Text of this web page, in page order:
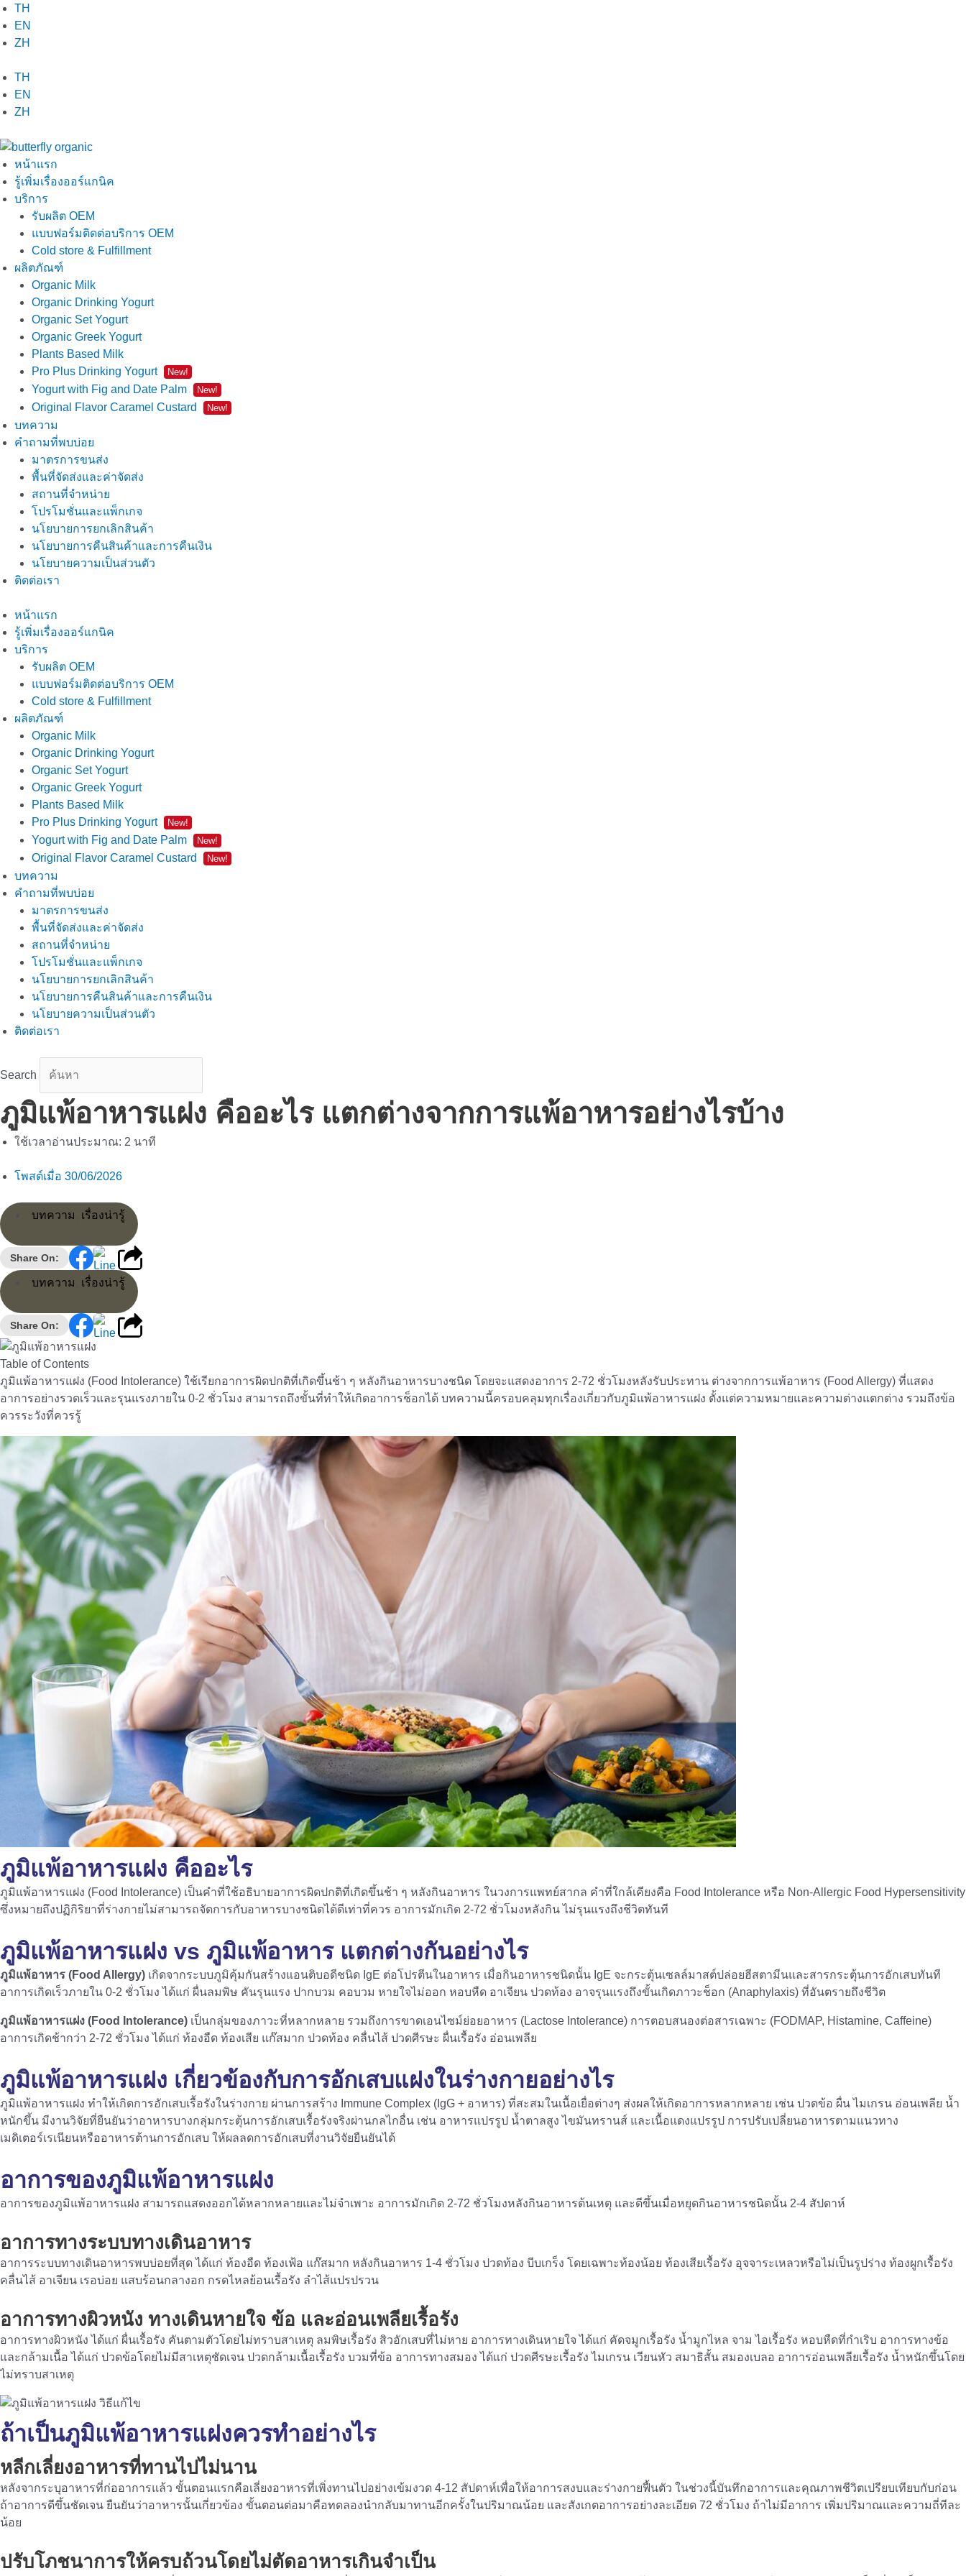
Skip
to
content
TH
EN
ZH
TH
EN
ZH
หน้าแรก
รู้เพิ่มเรื่องออร์แกนิค
บริการ
รับผลิต OEM
แบบฟอร์มติดต่อบริการ OEM
Cold store & Fulfillment
ผลิตภัณฑ์
Organic Milk
Organic Drinking Yogurt
Organic Set Yogurt
Organic Greek Yogurt
Plants Based Milk
Pro Plus Drinking Yogurt
New!
Yogurt with Fig and Date Palm New!
Original Flavor Caramel Custard New!
บทความ
คำถามที่พบบ่อย
มาตรการขนส่ง
พื้นที่จัดส่งและค่าจัดส่ง
สถานที่จำหน่าย
โปรโมชั่นและแพ็กเกจ
นโยบายการยกเลิกสินค้า
นโยบายการคืนสินค้าและการคืนเงิน
นโยบายความเป็นส่วนตัว
ติดต่อเรา
หน้าแรก
รู้เพิ่มเรื่องออร์แกนิค
บริการ
รับผลิต OEM
แบบฟอร์มติดต่อบริการ OEM
Cold store & Fulfillment
ผลิตภัณฑ์
Organic Milk
Organic Drinking Yogurt
Organic Set Yogurt
Organic Greek Yogurt
Plants Based Milk
Pro Plus Drinking Yogurt
New!
Yogurt with Fig and Date Palm New!
Original Flavor Caramel Custard New!
บทความ
คำถามที่พบบ่อย
มาตรการขนส่ง
พื้นที่จัดส่งและค่าจัดส่ง
สถานที่จำหน่าย
โปรโมชั่นและแพ็กเกจ
นโยบายการยกเลิกสินค้า
นโยบายการคืนสินค้าและการคืนเงิน
นโยบายความเป็นส่วนตัว
ติดต่อเรา
Search
ภูมิแพ้อาหารแฝง คืออะไร แตกต่างจากการแพ้อาหารอย่างไรบ้าง
ใช้เวลาอ่านประมาณ: 2 นาที
โพสต์เมื่อ 30/06/2026
บทความ เรื่องน่ารู้
Share On:
บทความ เรื่องน่ารู้
Share On:
Table of Contents
ภูมิแพ้อาหารแฝง (Food Intolerance) ใช้เรียกอาการผิดปกติที่เกิดขึ้นช้า ๆ หลังกินอาหารบางชนิด โดยจะแสดงอาการ 2-72 ชั่วโมงหลังรับประทาน ต่างจากการแพ้อาหาร (Food Allergy) ที่แสดง
อาการอย่างรวดเร็วและรุนแรงภายใน 0-2 ชั่วโมง สามารถถึงขั้นที่ทำให้เกิดอาการช็อกได้ บทความนี้ครอบคลุมทุกเรื่องเกี่ยวกับภูมิแพ้อาหารแฝง ตั้งแต่ความหมายและความต่างแตกต่าง รวมถึงข้อ
ควรระวังที่ควรรู้
ภูมิแพ้อาหารแฝง คืออะไร
ภูมิแพ้อาหารแฝง (Food Intolerance) เป็นคำที่ใช้อธิบายอาการผิดปกติที่เกิดขึ้นช้า ๆ หลังกินอาหาร ในวงการแพทย์สากล คำที่ใกล้เคียงคือ Food Intolerance หรือ Non-Allergic Food Hypersensitivity
ซึ่งหมายถึงปฏิกิริยาที่ร่างกายไม่สามารถจัดการกับอาหารบางชนิดได้ดีเท่าที่ควร อาการมักเกิด 2-72 ชั่วโมงหลังกิน ไม่รุนแรงถึงชีวิตทันที
ภูมิแพ้อาหารแฝง vs ภูมิแพ้อาหาร แตกต่างกันอย่างไร
ภูมิแพ้อาหาร (Food Allergy) เกิดจากระบบภูมิคุ้มกันสร้างแอนติบอดีชนิด IgE ต่อโปรตีนในอาหาร เมื่อกินอาหารชนิดนั้น IgE จะกระตุ้นเซลล์มาสต์ปล่อยฮีสตามีนและสารกระตุ้นการอักเสบทันที
อาการเกิดเร็วภายใน 0-2 ชั่วโมง ได้แก่ ผื่นลมพิษ คันรุนแรง ปากบวม คอบวม หายใจไม่ออก หอบหืด อาเจียน ปวดท้อง อาจรุนแรงถึงขั้นเกิดภาวะช็อก (Anaphylaxis) ที่อันตรายถึงชีวิต
ภูมิแพ้อาหารแฝง (Food Intolerance) เป็นกลุ่มของภาวะที่หลากหลาย รวมถึงการขาดเอนไซม์ย่อยอาหาร (Lactose Intolerance) การตอบสนองต่อสารเฉพาะ (FODMAP, Histamine, Caffeine)
อาการเกิดช้ากว่า 2-72 ชั่วโมง ได้แก่ ท้องอืด ท้องเสีย แก๊สมาก ปวดท้อง คลื่นไส้ ปวดศีรษะ ผื่นเรื้อรัง อ่อนเพลีย
ภูมิแพ้อาหารแฝง เกี่ยวข้องกับการอักเสบแฝงในร่างกายอย่างไร
ภูมิแพ้อาหารแฝง ทำให้เกิดการอักเสบเรื้อรังในร่างกาย ผ่านการสร้าง Immune Complex (IgG + อาหาร) ที่สะสมในเนื้อเยื่อต่างๆ ส่งผลให้เกิดอาการหลากหลาย เช่น ปวดข้อ ผื่น ไมเกรน อ่อนเพลีย น้ำ
หนักขึ้น มีงานวิจัยที่ยืนยันว่าอาหารบางกลุ่มกระตุ้นการอักเสบเรื้อรังจริงผ่านกลไกอื่น เช่น อาหารแปรรูป น้ำตาลสูง ไขมันทรานส์ และเนื้อแดงแปรรูป การปรับเปลี่ยนอาหารตามแนวทาง
เมดิเตอร์เรเนียนหรืออาหารต้านการอักเสบ ให้ผลลดการอักเสบที่งานวิจัยยืนยันได้
อาการของภูมิแพ้อาหารแฝง
อาการของภูมิแพ้อาหารแฝง สามารถแสดงออกได้หลากหลายและไม่จำเพาะ อาการมักเกิด 2-72 ชั่วโมงหลังกินอาหารต้นเหตุ และดีขึ้นเมื่อหยุดกินอาหารชนิดนั้น 2-4 สัปดาห์
อาการทางระบบทางเดินอาหาร
อาการระบบทางเดินอาหารพบบ่อยที่สุด ได้แก่ ท้องอืด ท้องเฟ้อ แก๊สมาก หลังกินอาหาร 1-4 ชั่วโมง ปวดท้อง บีบเกร็ง โดยเฉพาะท้องน้อย ท้องเสียเรื้อรัง อุจจาระเหลวหรือไม่เป็นรูปร่าง ท้องผูกเรื้อรัง
คลื่นไส้ อาเจียน เรอบ่อย แสบร้อนกลางอก กรดไหลย้อนเรื้อรัง ลำไส้แปรปรวน
อาการทางผิวหนัง ทางเดินหายใจ ข้อ และอ่อนเพลียเรื้อรัง
อาการทางผิวหนัง ได้แก่ ผื่นเรื้อรัง คันตามตัวโดยไม่ทราบสาเหตุ ลมพิษเรื้อรัง สิวอักเสบที่ไม่หาย อาการทางเดินหายใจ ได้แก่ คัดจมูกเรื้อรัง น้ำมูกไหล จาม ไอเรื้อรัง หอบหืดที่กำเริบ อาการทางข้อ
และกล้ามเนื้อ ได้แก่ ปวดข้อโดยไม่มีสาเหตุชัดเจน ปวดกล้ามเนื้อเรื้อรัง บวมที่ข้อ อาการทางสมอง ได้แก่ ปวดศีรษะเรื้อรัง ไมเกรน เวียนหัว สมาธิสั้น สมองเบลอ อาการอ่อนเพลียเรื้อรัง น้ำหนักขึ้นโดย
ไม่ทราบสาเหตุ
ถ้าเป็นภูมิแพ้อาหารแฝงควรทำอย่างไร
หลีกเลี่ยงอาหารที่ทานไปไม่นาน
หลังจากระบุอาหารที่ก่ออาการแล้ว ขั้นตอนแรกคือเลี่ยงอาหารที่เพิ่งทานไปอย่างเข้มงวด 4-12 สัปดาห์เพื่อให้อาการสงบและร่างกายฟื้นตัว ในช่วงนี้บันทึกอาการและคุณภาพชีวิตเปรียบเทียบกับก่อน
ถ้าอาการดีขึ้นชัดเจน ยืนยันว่าอาหารนั้นเกี่ยวข้อง ขั้นตอนต่อมาคือทดลองนำกลับมาทานอีกครั้งในปริมาณน้อย และสังเกตอาการอย่างละเอียด 72 ชั่วโมง ถ้าไม่มีอาการ เพิ่มปริมาณและความถี่ทีละ
น้อย
ปรับโภชนาการให้ครบถ้วนโดยไม่ตัดอาหารเกินจำเป็น